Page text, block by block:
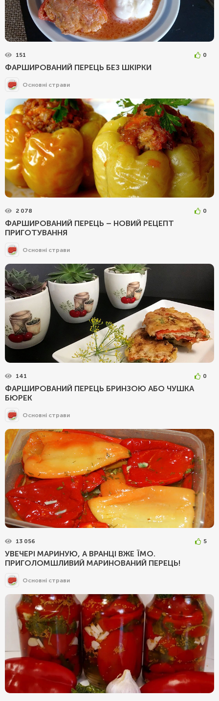
151 0
ФАРШИРОВАНИЙ ПЕРЕЦЬ БЕЗ ШКІРКИ
Основні страви
2 078 0
ФАРШИРОВАНИЙ ПЕРЕЦЬ – НОВИЙ РЕЦЕПТ
ПРИГОТУВАННЯ
Основні страви
141 0
ФАРШИРОВАНИЙ ПЕРЕЦЬ БРИНЗОЮ АБО ЧУШКА
БЮРЕК
Основні страви
13 056 5
УВЕЧЕРІ МАРИНУЮ, А ВРАНЦІ ВЖЕ ЇМО.
ПРИГОЛОМШЛИВИЙ МАРИНОВАНИЙ ПЕРЕЦЬ!
Основні страви